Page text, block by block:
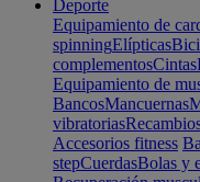
Deporte
Equipamiento de
spinningElípticas
complementosCintas
Equipamiento de
BancosMancuernas
vibratorias
Accesorios fitness
stepCuerdasBolas y